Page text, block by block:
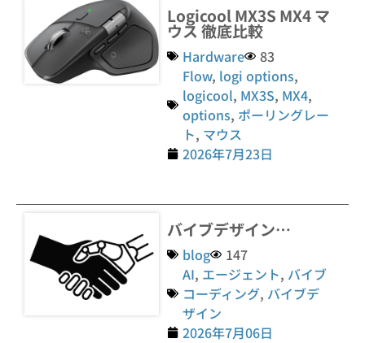
Logicool MX3S MX4 マ
ウス 徹底比較
Hardware
83
Flow, logi options,
logicool, MX3S, MX4,
options, ポーリングレー
ト, マウス
2026年7月23日
バイブデザイン…
blog
147
AI, エージェント, バイブ
コーディング, バイブデ
ザイン
2026年7月06日